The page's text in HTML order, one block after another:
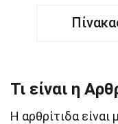
Τι είναι η
Η αρθρίτιδα είναι